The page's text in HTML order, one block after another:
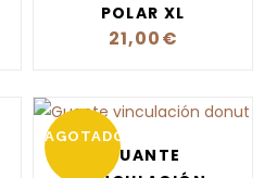
POLAR XL
21,00€
AGOTADO
GUANTE